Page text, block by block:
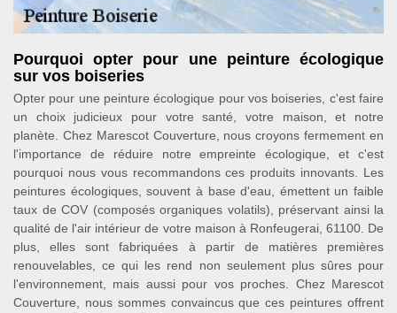
Pourquoi opter pour une peinture écologique
sur vos boiseries
Opter pour une peinture écologique pour vos boiseries, c'est faire
un choix judicieux pour votre santé, votre maison, et notre
planète. Chez Marescot Couverture, nous croyons fermement en
l'importance de réduire notre empreinte écologique, et c'est
pourquoi nous vous recommandons ces produits innovants. Les
peintures écologiques, souvent à base d'eau, émettent un faible
taux de COV (composés organiques volatils), préservant ainsi la
qualité de l'air intérieur de votre maison à Ronfeugerai, 61100. De
plus, elles sont fabriquées à partir de matières premières
renouvelables, ce qui les rend non seulement plus sûres pour
l'environnement, mais aussi pour vos proches. Chez Marescot
Couverture, nous sommes convaincus que ces peintures offrent